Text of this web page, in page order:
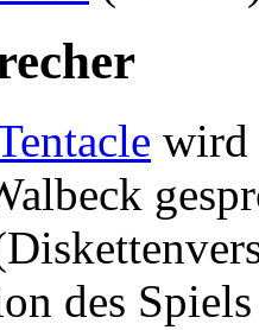
wird
des